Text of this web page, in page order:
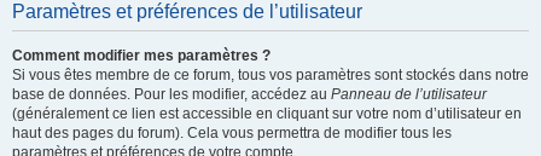
Paramètres et préférences de l’utilisateur
Comment modifier mes paramètres ?
Si vous êtes membre de ce forum, tous vos paramètres sont stockés dans notre
base de données. Pour les modifier, accédez au Panneau de l’utilisateur
(généralement ce lien est accessible en cliquant sur votre nom d’utilisateur en
haut des pages du forum). Cela vous permettra de modifier tous les
paramètres et préférences de votre compte.